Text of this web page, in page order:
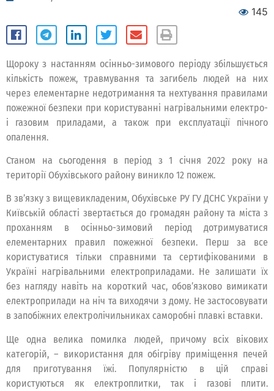
145
Щороку з настанням осінньо-зимового періоду збільшується
кількість пожеж, травмування та загибель людей на них
через елементарне недотримання та нехтування правилами
пожежної безпеки при користуванні нагрівальними електро-
і газовим приладами, а також при експлуатації пічного
опалення.
Станом на сьогодення в період з 1 січня 2022 року на
території Обухівського району виникло 12 пожеж.
В зв’язку з вищевикладеним, Обухівське РУ ГУ ДСНС України у
Київській області звертається до громадян району та міста з
проханням в осінньо-зимовий період дотримуватися
елементарних правил пожежної безпеки. Перш за все
користуватися тільки справними та сертифікованими в
Україні нагрівальними електроприладами. Не залишати їх
без нагляду навіть на короткий час, обов’язково вимикати
електроприлади на ніч та виходячи з дому. Не застосовувати
в запобіжних електролічильниках саморобні плавкі вставки.
Ще одна велика помилка людей, причому всіх вікових
категорій, – використання для обігріву приміщення печей
для приготування їжі. Популярністю в цій справі
користуються як електроплитки, так і газові плити.